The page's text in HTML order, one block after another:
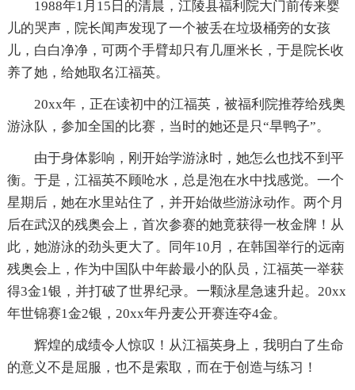
1988年1月15日的清晨，江陵县福利院大门前传来婴
儿的哭声，院长闻声发现了一个被丢在垃圾桶旁的女孩
儿，白白净净，可两个手臂却只有几厘米长，于是院长收
养了她，给她取名江福英。
20xx年，正在读初中的江福英，被福利院推荐给残奥
游泳队，参加全国的比赛，当时的她还是只“旱鸭子”。
由于身体影响，刚开始学游泳时，她怎么也找不到平
衡。于是，江福英不顾呛水，总是泡在水中找感觉。一个
星期后，她在水里站住了，并开始做些游泳动作。两个月
后在武汉的残奥会上，首次参赛的她竟获得一枚金牌！从
此，她游泳的劲头更大了。同年10月，在韩国举行的远南
残奥会上，作为中国队中年龄最小的队员，江福英一举获
得3金1银，并打破了世界纪录。一颗泳星急速升起。20xx
年世锦赛1金2银，20xx年丹麦公开赛连夺4金。
辉煌的成绩令人惊叹！从江福英身上，我明白了生命
的意义不是屈服，也不是索取，而在于创造与练习！